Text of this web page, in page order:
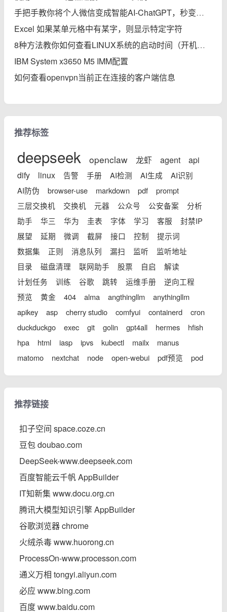
手把手教你将个人微信变成智能AI-ChatGPT，秒变专家
Excel 如果某单元格中有某字，则显示特定字符
8种方法教你如何查看LINUX系统的启动时间（开机后的运行时间）
IBM System x3650 M5 IMM配置
如何查看openvpn当前正在连接的客户端信息
推荐标签
deepseek openclaw 龙虾 agent
api
dify
linux 告警 手册 AI检测 AI生成
AI识别
AI防伪
browser-use markdown pdf
prompt
三层交换机
交换机 元器 公众号 公安备案
分析
助手
华三 华为 圭表 字体 学习 客服
封禁IP
展望
延期 微调 截屏 接口 控制
提示词
数据集
正则 消息队列 漏扫 监听
监听地址
目录
磁盘清理 联网助手 股票 自启
解读
计划任务
训练 谷歌 跳转 运维手册
逆向工程
预览
黄金 404 alma angthingllm
anythingllm
apikey
asp cherry studio comfyui containerd
cron
duckduckgo
exec git golin gpt4all hermes
hfish
hpa
html iasp ipvs kubectl mailx
manus
matomo
nextchat node open-webui pdf预览 pod
推荐链接
扣子空间 space.coze.cn
豆包 doubao.com
DeepSeek-www.deepseek.com
百度智能云千帆 AppBuilder
IT知新集 www.docu.org.cn
腾讯大模型知识引擎 AppBuilder
谷歌浏览器 chrome
火绒杀毒 www.huorong.cn
ProcessOn-www.processon.com
通义万相 tongyi.aliyun.com
必应 www.bing.com
百度 www.baidu.com